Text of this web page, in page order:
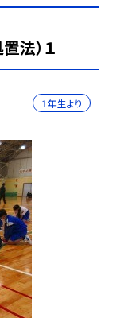
法）１
１年生より